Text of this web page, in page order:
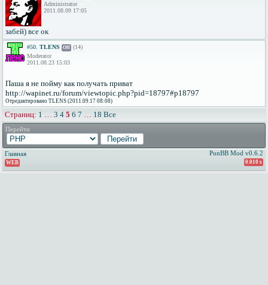
Administrator
2011.08.09 17:05
забей) все ок
#50. TLENS Off (14)
Moderator
2011.08.23 15:03
Паша я не пойму как получать приват
http://wapinet.ru/forum/viewtopic.php?pid=18797#p18797
Отредактировано TLENS (2011.09.17 08:08)
Страниц: 1 … 3 4 5 6 7 … 18 Все
Перейти
Главная
WEB
PunBB Mod v0.6.2
0.010 s